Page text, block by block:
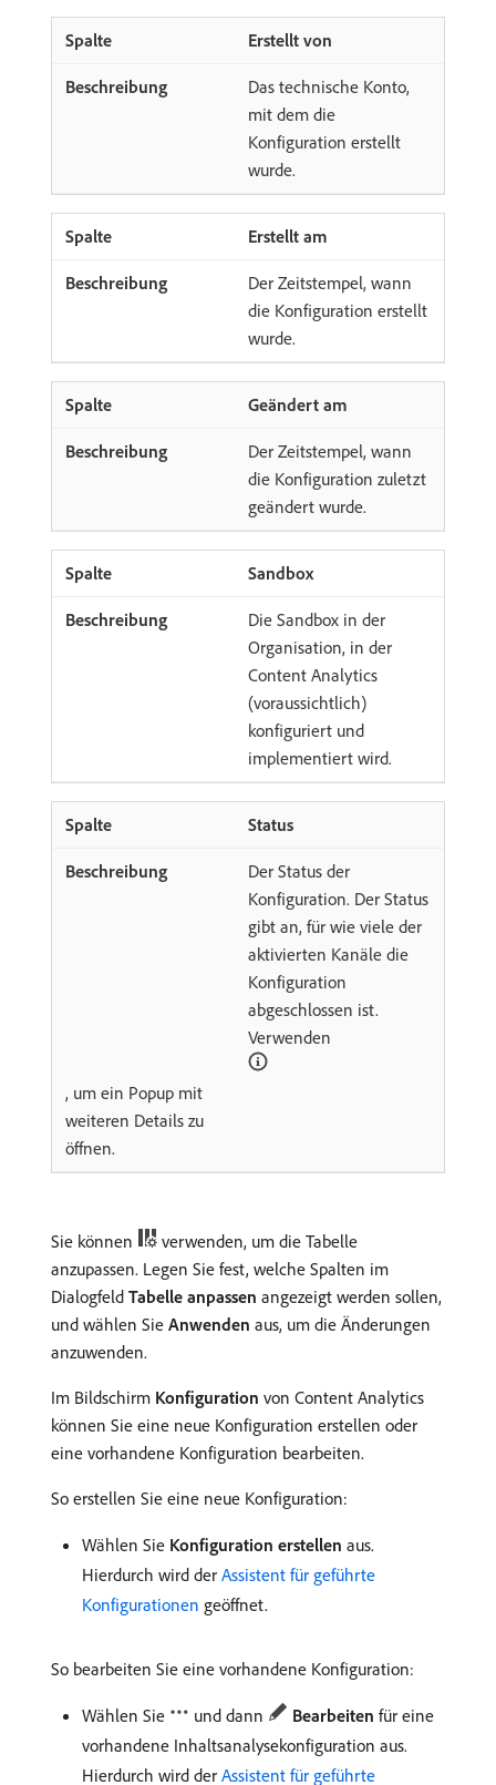
Erstellt von
Das technische Konto,
mit dem die
Konfiguration erstellt
wurde.
Erstellt am
Der Zeitstempel, wann
die Konfiguration erstellt
wurde.
Geändert am
Der Zeitstempel, wann
die Konfiguration zuletzt
geändert wurde.
Sandbox
Die Sandbox in der
Organisation, in der
Content Analytics
(voraussichtlich)
konfiguriert und
implementiert wird.
Status
Der Status der
Konfiguration. Der Status
gibt an, für wie viele der
aktivierten Kanäle die
Konfiguration
abgeschlossen ist.
Verwenden
, um ein Popup mit
weiteren Details zu
öffnen.
Sie können
verwenden, um die Tabelle
anzupassen. Legen Sie fest, welche Spalten im
Dialogfeld Tabelle anpassen angezeigt werden sollen,
und wählen Sie Anwenden aus, um die Änderungen
anzuwenden.
Im Bildschirm Konfiguration von Content Analytics
können Sie eine neue Konfiguration erstellen oder
eine vorhandene Konfiguration bearbeiten.
So erstellen Sie eine neue Konfiguration:
Wählen Sie Konfiguration erstellen aus.
Hierdurch wird der Assistent für geführte
Konfigurationen geöffnet.
So bearbeiten Sie eine vorhandene Konfiguration:
Wählen Sie und dann Bearbeiten für eine
vorhandene Inhaltsanalysekonfiguration aus.
Hierdurch wird der Assistent für geführte